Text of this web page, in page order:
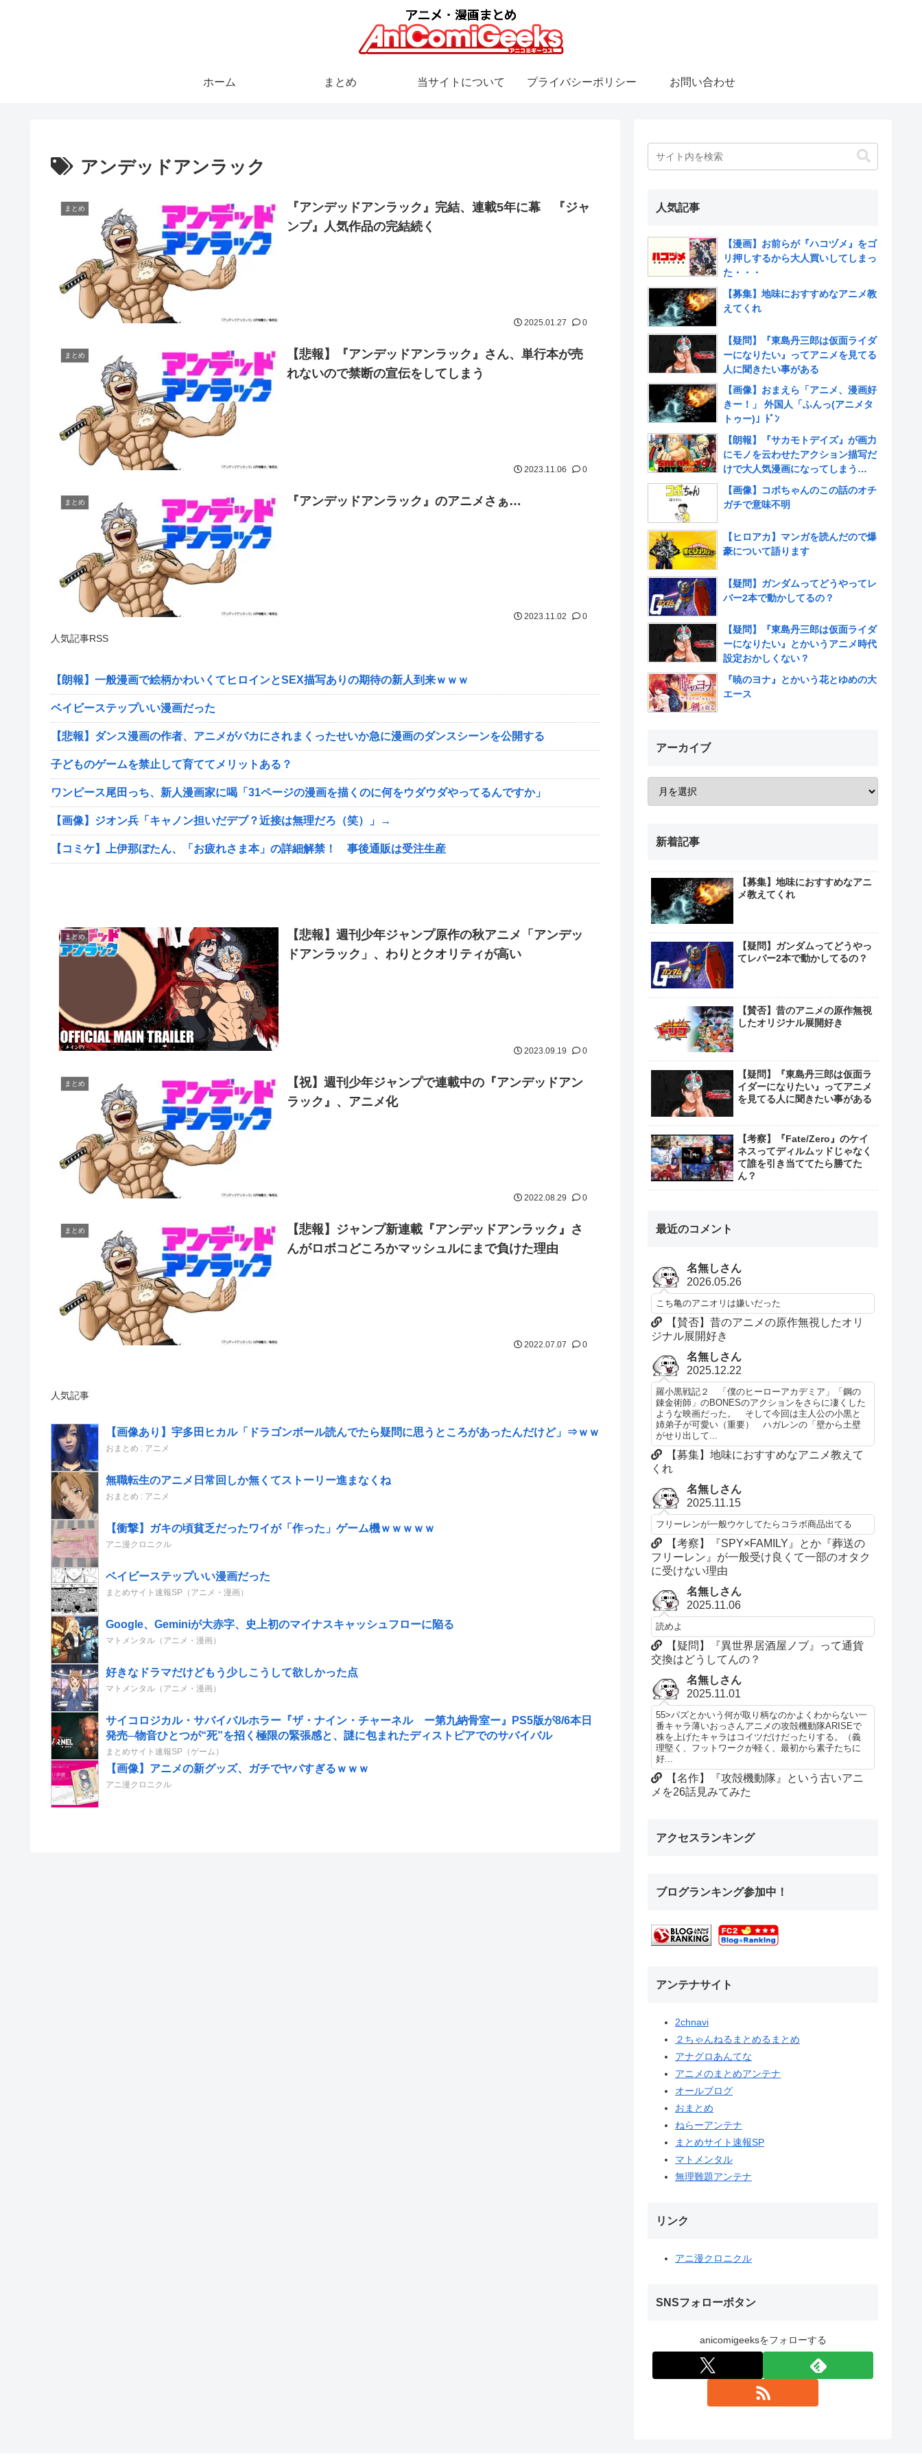
ホーム まとめ 当サイトについて プライバシーポリシー お問い合わせ
アンデッドアンラック
まとめ
『アンデッドアンラック』完結、連載5年に幕 『ジャ
ンプ』人気作品の完結続く
2025.01.27 0
まとめ
【悲報】『アンデッドアンラック』さん、単行本が売
れないので禁断の宣伝をしてしまう
2023.11.06 0
まとめ 『アンデッドアンラック』のアニメさぁ…
2023.11.02 0
人気記事RSS
【朗報】一般漫画で絵柄かわいくてヒロインとSEX描写ありの期待の新人到来ｗｗｗ
ベイビーステップいい漫画だった
【悲報】ダンス漫画の作者、アニメがバカにされまくったせいか急に漫画のダンスシーンを公開する
子どものゲームを禁止して育ててメリットある？
ワンピース尾田っち、新人漫画家に喝「31ページの漫画を描くのに何をウダウダやってるんですか」
【画像】ジオン兵「キャノン担いだデブ？近接は無理だろ（笑）」→
【コミケ】上伊那ぼたん、「お疲れさま本」の詳細解禁！ 事後通販は受注生産
まとめ
【悲報】週刊少年ジャンプ原作の秋アニメ「アンデッ
ドアンラック」、わりとクオリティが高い
2023.09.19 0
まとめ
【祝】週刊少年ジャンプで連載中の『アンデッドアン
ラック』、アニメ化
2022.08.29 0
まとめ
【悲報】ジャンプ新連載『アンデッドアンラック』さ
んがロボコどころかマッシュルにまで負けた理由
2022.07.07 0
人気記事
【画像あり】宇多田ヒカル「ドラゴンボール読んでたら疑問に思うところがあったんだけど」⇒ｗｗ
おまとめ : アニメ
無職転生のアニメ日常回しか無くてストーリー進まなくね
おまとめ : アニメ
【衝撃】ガキの頃貧乏だったワイが「作った」ゲーム機ｗｗｗｗｗ
アニ漫クロニクル
ベイビーステップいい漫画だった
まとめサイト速報SP（アニメ・漫画）
Google、Geminiが大赤字、史上初のマイナスキャッシュフローに陥る
マトメンタル（アニメ・漫画）
好きなドラマだけどもう少しこうして欲しかった点
マトメンタル（アニメ・漫画）
サイコロジカル・サバイバルホラー『ザ・ナイン・チャーネル ー第九納骨室ー』PS5版が8/6本日
発売─物音ひとつが“死”を招く極限の緊張感と、謎に包まれたディストピアでのサバイバル
まとめサイト速報SP（ゲーム）
【画像】アニメの新グッズ、ガチでヤバすぎるｗｗｗ
アニ漫クロニクル
人気記事
【漫画】お前らが『ハコヅメ』をゴ
リ押しするから大人買いしてしまっ
た・・・
【募集】地味におすすめなアニメ教
えてくれ
【疑問】『東島丹三郎は仮面ライダ
ーになりたい』ってアニメを見てる
人に聞きたい事がある
【画像】おまえら「アニメ、漫画好
きー！」 外国人「ふんっ(アニメタ
トゥー)」ﾄﾞﾝ
【朗報】『サカモトデイズ』が画力
にモノを云わせたアクション描写だ
けで大人気漫画になってしまう
www
【画像】コボちゃんのこの話のオチ
ガチで意味不明
【ヒロアカ】マンガを読んだので爆
豪について語ります
【疑問】ガンダムってどうやってレ
バー2本で動かしてるの？
【疑問】『東島丹三郎は仮面ライダ
ーになりたい』とかいうアニメ時代
設定おかしくない？
『暁のヨナ』とかいう花とゆめの大
エース
アーカイブ
新着記事
【募集】地味におすすめなアニ
メ教えてくれ
【疑問】ガンダムってどうやっ
てレバー2本で動かしてるの？
【賛否】昔のアニメの原作無視
したオリジナル展開好き
【疑問】『東島丹三郎は仮面ラ
イダーになりたい』ってアニメ
を見てる人に聞きたい事がある
【考察】『Fate/Zero』のケイ
ネスってディルムッドじゃなく
て誰を引き当ててたら勝てた
ん？
最近のコメント
名無しさん
2026.05.26
こち亀のアニオリは嫌いだった
【賛否】昔のアニメの原作無視したオリ
ジナル展開好き
名無しさん
2025.12.22
羅小黒戦記２ 「僕のヒーローアカデミア」「鋼の
錬金術師」のBONESのアクションをさらに凄くした
ような映画だった。 そして今回は主人公の小黒と
姉弟子が可愛い（重要） ハガレンの「壁から土壁
がせり出して...
【募集】地味におすすめなアニメ教えて
くれ
名無しさん
2025.11.15
フリーレンが一般ウケしてたらコラボ商品出てる
【考察】『SPY×FAMILY』とか『葬送の
フリーレン』が一般受け良くて一部のオタク
に受けない理由
名無しさん
2025.11.06
読めよ
【疑問】『異世界居酒屋ノブ』って通貨
交換はどうしてんの？
名無しさん
2025.11.01
55>パズとかいう何が取り柄なのかよくわからない一
番キャラ薄いおっさんアニメの攻殻機動隊ARISEで
株を上げたキャラはコイツだけだったりする。（義
理堅く、フットワークが軽く、最初から素子たちに
好...
【名作】『攻殻機動隊』という古いアニ
メを26話見みてみた
アクセスランキング
ブログランキング参加中！
アンテナサイト
2chnavi
２ちゃんねるまとめるまとめ
アナグロあんてな
アニメのまとめアンテナ
オールブログ
おまとめ
ねらーアンテナ
まとめサイト速報SP
マトメンタル
無理難題アンテナ
リンク
アニ漫クロニクル
SNSフォローボタン
anicomigeeksをフォローする